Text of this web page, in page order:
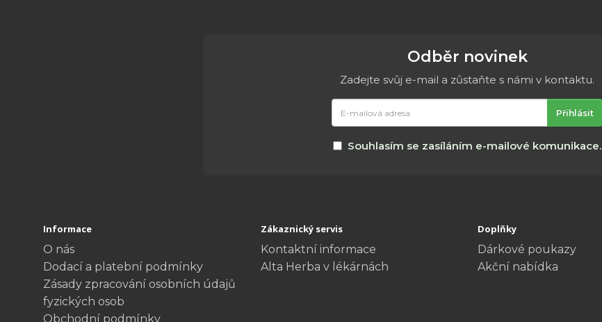
Odběr novinek
Zadejte svůj e-mail a zůstaňte s námi v kontaktu.
mailová
adresa
Přihlásit
Souhlasím se zasíláním e-mailové komunikace.
Informace
O nás
Dodací a platební podmínky
Zásady zpracování osobních údajů
fyzických osob
Obchodní podmínky
Zákaznický servis
Kontaktní informace
Alta Herba v lékárnách
Doplňky
Dárkové poukazy
Akční nabídka